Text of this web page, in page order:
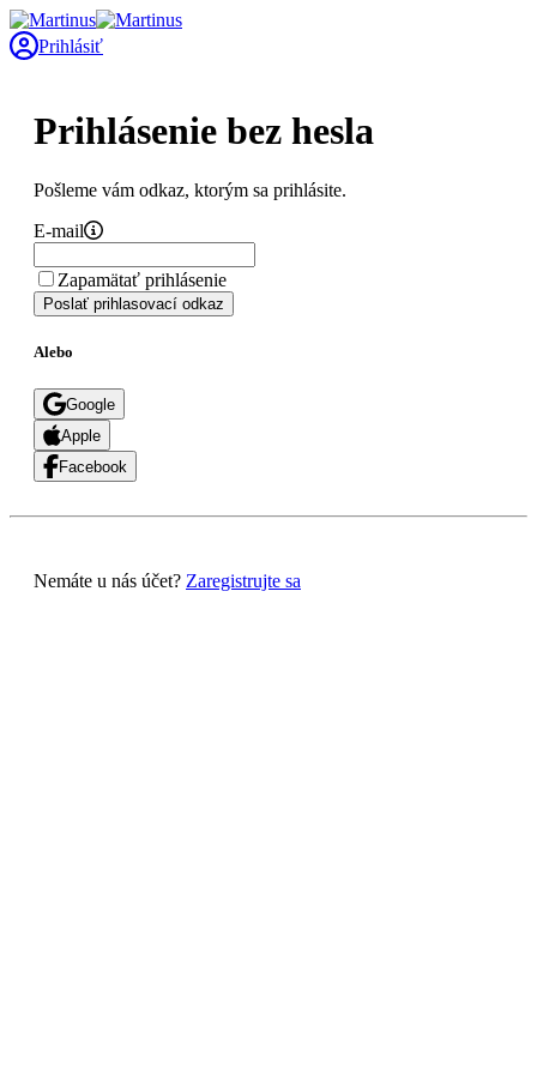
Prihlásiť
Prihlásenie bez hesla
Pošleme vám odkaz, ktorým sa prihlásite.
E-mail
Zapamätať prihlásenie
Poslať prihlasovací odkaz
Alebo
Google
Apple
Facebook
Nemáte u nás účet? Zaregistrujte sa